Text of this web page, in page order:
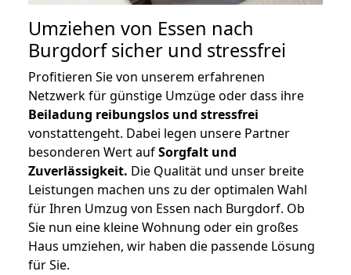
Umziehen von Essen nach
Burgdorfsicher und stressfrei
Profitieren Sie von unserem erfahrenen
Netzwerk für günstige Umzüge oder dass ihre
Beiladung reibungslos und stressfrei
vonstattengeht. Dabei legen unsere Partner
besonderen Wert aufSorgfalt und
Zuverlässigkeit. Die Qualität und unser breite
Leistungen machen uns zu der optimalen Wahl
für Ihren Umzug von Essen nach Burgdorf. Ob
Sie nun eine kleine Wohnung oder ein großes
Haus umziehen, wir haben die passende Lösung
für Sie.